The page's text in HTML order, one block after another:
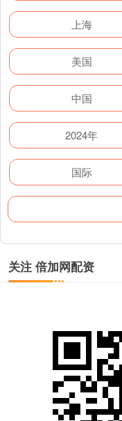
上海
美国
中国
2024年
国际
关注 倍加网配资